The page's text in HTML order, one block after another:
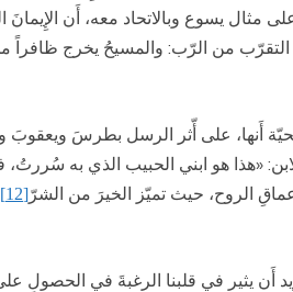
مثال يسوع وبالاتحاد معه، أَن
من الرّب: والمسيحُ يخرج ظافراً
أَنها، على أّثر الرسل بطرسَ ويعقوبَ
«هذا هو ابني الحبيب الذي به سُررتُ،
الروح، حيث تميّز الخيرَ من الشرّ[12]
أَن يثير في قلبنا الرغبةَ في الحصولِ